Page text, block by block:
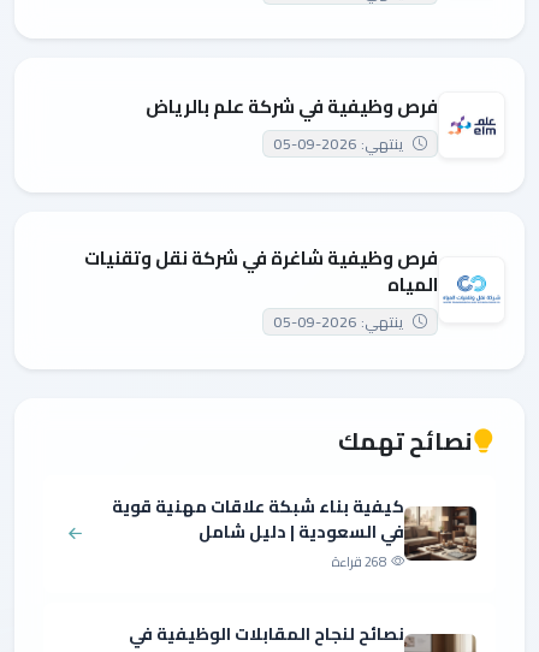
فرص وظيفية في شركة علم بالرياض
ينتهي: 2026-09-05
فرص وظيفية شاغرة في شركة نقل وتقنيات
المياه
ينتهي: 2026-09-05
نصائح تهمك
كيفية بناء شبكة علاقات مهنية قوية
في السعودية | دليل شامل
268 قراءة
نصائح لنجاح المقابلات الوظيفية في